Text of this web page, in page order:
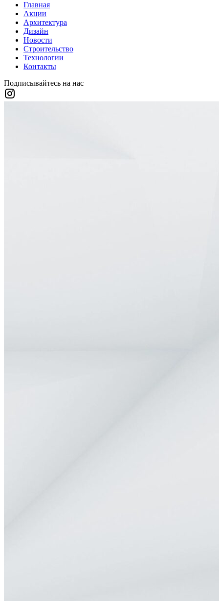
Главная
Акции
Архитектура
Дизайн
Новости
Строительство
Технологии
Контакты
Подписывайтесь на нас